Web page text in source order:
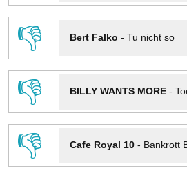
👎
Bert Falko - Tu nicht so
👎
BILLY WANTS MORE-
👎
Cafe Royal 10- Bankrott